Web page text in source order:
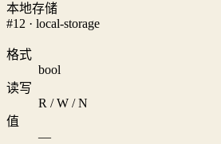
本地存储
#12 · local-storage
格式
bool
读写
R / W / N
值
—